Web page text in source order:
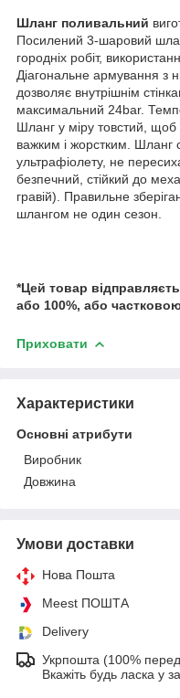
Шланг поливальний
Посилений 3-шаровий
городніх робіт,
Діагональне армування з
дозволяє внутрішнім
максимальний 24bar.
Шланг у міру товстий, щоб
важким і жорстким. Шланг
ультрафіолету, не
безпечний, стійкий до
гравій). Правильне
шлангом не один сезон.
*Цей товар
або 100%, або
Приховати
Характеристики
Основні атрибути
Виробник
Довжина
Умови доставки
Нова Пошта
Meest ПОШТА
Delivery
Укрпошта (100%
Вкажіть будь ласка у